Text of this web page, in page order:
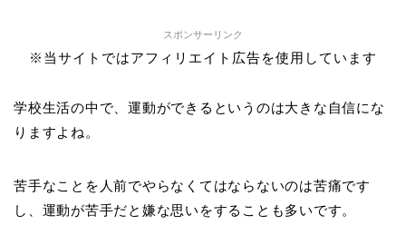
スポンサーリンク
※当サイトではアフィリエイト広告を使用しています
学校生活の中で、運動ができるというのは大きな自信にな
りますよね。
苦手なことを人前でやらなくてはならないのは苦痛です
し、運動が苦手だと嫌な思いをすることも多いです。